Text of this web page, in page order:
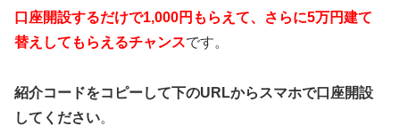
口座開設するだけで1,000円もらえて、さらに5万円建て
替えしてもらえるチャンスです。
紹介コードをコピーして下のURLからスマホで口座開設
してください。